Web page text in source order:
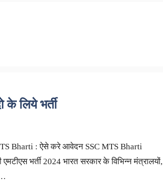
लिये भर्ती
Bharti : ऐसे करे आवेदन SSC MTS Bharti
भर्ती 2024 भारत सरकार के विभिन्न मंत्रालयों,